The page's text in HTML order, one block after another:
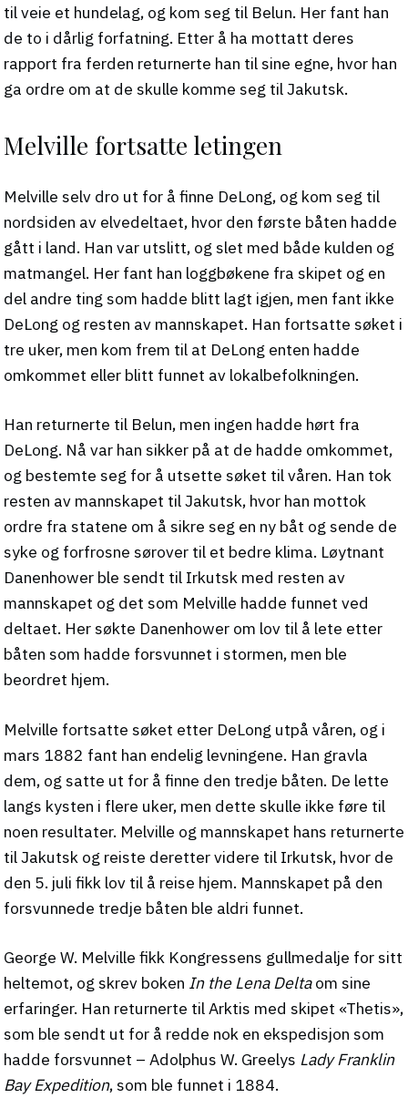
til veie et hundelag, og kom seg til Belun. Her fant han
de to i dårlig forfatning. Etter å ha mottatt deres
rapport fra ferden returnerte han til sine egne, hvor han
ga ordre om at de skulle komme seg til Jakutsk.
Melville fortsatte letingen
Melville selv dro ut for å finne DeLong, og kom seg til
nordsiden av elvedeltaet, hvor den første båten hadde
gått i land. Han var utslitt, og slet med både kulden og
matmangel. Her fant han loggbøkene fra skipet og en
del andre ting som hadde blitt lagt igjen, men fant ikke
DeLong og resten av mannskapet. Han fortsatte søket i
tre uker, men kom frem til at DeLong enten hadde
omkommet eller blitt funnet av lokalbefolkningen.
Han returnerte til Belun, men ingen hadde hørt fra
DeLong. Nå var han sikker på at de hadde omkommet,
og bestemte seg for å utsette søket til våren. Han tok
resten av mannskapet til Jakutsk, hvor han mottok
ordre fra statene om å sikre seg en ny båt og sende de
syke og forfrosne sørover til et bedre klima. Løytnant
Danenhower ble sendt til Irkutsk med resten av
mannskapet og det som Melville hadde funnet ved
deltaet. Her søkte Danenhower om lov til å lete etter
båten som hadde forsvunnet i stormen, men ble
beordret hjem.
Melville fortsatte søket etter DeLong utpå våren, og i
mars 1882 fant han endelig levningene. Han gravla
dem, og satte ut for å finne den tredje båten. De lette
langs kysten i flere uker, men dette skulle ikke føre til
noen resultater. Melville og mannskapet hans returnerte
til Jakutsk og reiste deretter videre til Irkutsk, hvor de
den 5. juli fikk lov til å reise hjem. Mannskapet på den
forsvunnede tredje båten ble aldri funnet.
George W. Melville fikk Kongressens gullmedalje for sitt
heltemot, og skrev boken In the Lena Deltaom sine
erfaringer. Han returnerte til Arktis med skipet «Thetis»,
som ble sendt ut for å redde nok en ekspedisjon som
hadde forsvunnet – Adolphus W. Greelys Lady Franklin
Bay Expedition, som ble funnet i 1884.